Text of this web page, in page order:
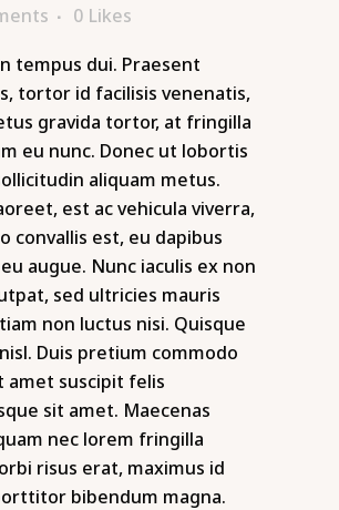
0 Likes
tempus dui. Praesent
tortor id facilisis venenatis,
gravida tortor, at fringilla
eu nunc. Donec ut lobortis
aliquam metus.
est ac vehicula viverra,
convallis est, eu dapibus
augue. Nunc iaculis ex non
sed ultricies mauris
non luctus nisi. Quisque
Duis pretium commodo
amet suscipit felis
sit amet. Maecenas
nec lorem fringilla
risus erat, maximus id
bibendum magna.